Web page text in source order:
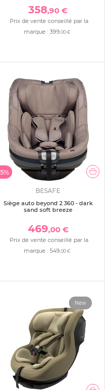
358,90 €
Prix de vente conseillé par la
marque : 399,00 €
BESAFE
Siège auto beyond 2 360 - dark
sand soft breeze
469,00 €
Prix de vente conseillé par la
marque : 549,00 €
New